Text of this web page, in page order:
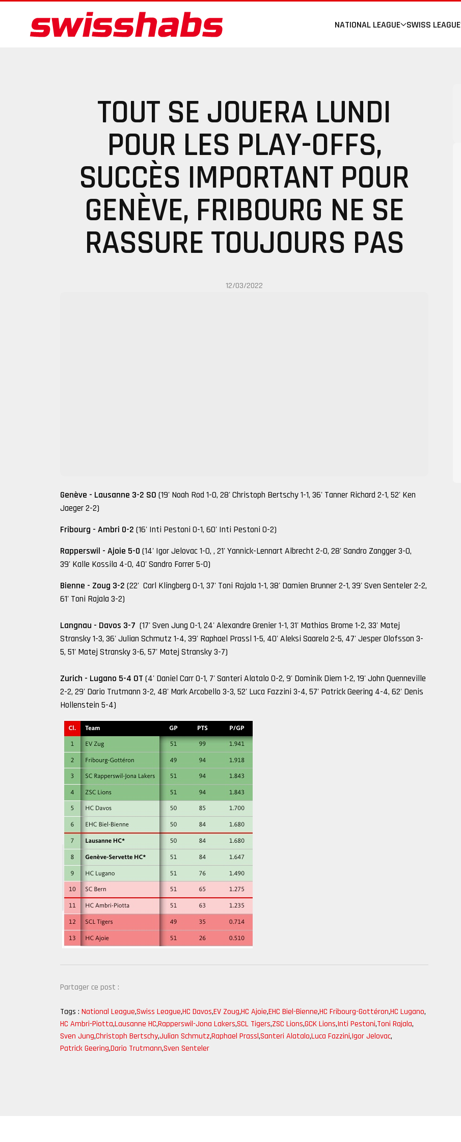
NATIONAL LEAGUE SWISS LEAGUE
TOUT SE JOUERA LUNDI
POUR LES PLAY-OFFS,
SUCCÈS IMPORTANT POUR
GENÈVE, FRIBOURG NE SE
RASSURE TOUJOURS PAS
12/03/2022
Genève - Lausanne 3-2 SO (19' Noah Rod 1-0, 28' Christoph Bertschy 1-1, 36' Tanner Richard 2-1, 52' Ken
Jaeger 2-2)
Fribourg - Ambri 0-2 (16' Inti Pestoni 0-1, 60' Inti Pestoni 0-2)
Rapperswil - Ajoie 5-0 (14' Igor Jelovac 1-0, , 21' Yannick-Lennart Albrecht 2-0, 28' Sandro Zangger 3-0,
39' Kalle Kossila 4-0, 40' Sandro Forrer 5-0)
Bienne - Zoug 3-2 (22' Carl Klingberg 0-1, 37' Toni Rajala 1-1, 38' Damien Brunner 2-1, 39' Sven Senteler 2-2,
61' Toni Rajala 3-2)
Langnau - Davos 3-7 (17' Sven Jung 0-1, 24' Alexandre Grenier 1-1, 31' Mathias Brome 1-2, 33' Matej
Stransky 1-3, 36' Julian Schmutz 1-4, 39' Raphael Prassl 1-5, 40' Aleksi Saarela 2-5, 47' Jesper Olofsson 3-
5, 51' Matej Stransky 3-6, 57' Matej Stransky 3-7)
Zurich - Lugano 5-4 OT (4' Daniel Carr 0-1, 7' Santeri Alatalo 0-2, 9' Dominik Diem 1-2, 19' John Quenneville
2-2, 29' Dario Trutmann 3-2, 48' Mark Arcobello 3-3, 52' Luca Fazzini 3-4, 57' Patrick Geering 4-4, 62' Denis
Hollenstein 5-4)
Partager ce post :
Tags : National League,Swiss League,HC Davos,EV Zoug,HC Ajoie,EHC Biel-Bienne,HC Fribourg-Gottéron,HC Lugano,
HC Ambri-Piotta,Lausanne HC,Rapperswil-Jona Lakers,SCL Tigers,ZSC Lions,GCK Lions,Inti Pestoni,Toni Rajala,
Sven Jung,Christoph Bertschy,Julian Schmutz,Raphael Prassl,Santeri Alatalo,Luca Fazzini,Igor Jelovac,
Patrick Geering,Dario Trutmann,Sven Senteler